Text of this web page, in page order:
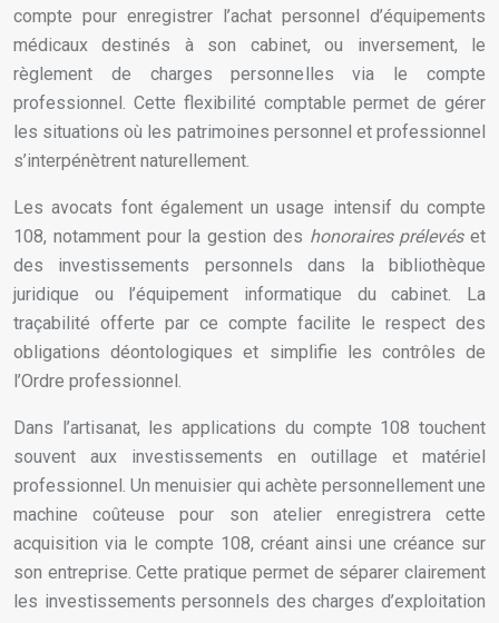
compte pour enregistrer l’achat personnel d’équipements
médicaux destinés à son cabinet, ou inversement, le
règlement de charges personnelles via le compte
professionnel. Cette flexibilité comptable permet de gérer
les situations où les patrimoines personnel et professionnel
s’interpénètrent naturellement.
Les avocats font également un usage intensif du compte
108, notamment pour la gestion des honoraires prélevés et
des investissements personnels dans la bibliothèque
juridique ou l’équipement informatique du cabinet. La
traçabilité offerte par ce compte facilite le respect des
obligations déontologiques et simplifie les contrôles de
l’Ordre professionnel.
Dans l’artisanat, les applications du compte 108 touchent
souvent aux investissements en outillage et matériel
professionnel. Un menuisier qui achète personnellement une
machine coûteuse pour son atelier enregistrera cette
acquisition via le compte 108, créant ainsi une créance sur
son entreprise. Cette pratique permet de séparer clairement
les investissements personnels des charges d’exploitation